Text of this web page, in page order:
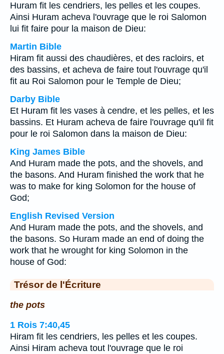
Huram fit les cendriers, les pelles et les coupes.
Ainsi Huram acheva l'ouvrage que le roi Salomon
lui fit faire pour la maison de Dieu:
Martin Bible
Hiram fit aussi des chaudières, et des racloirs, et
des bassins, et acheva de faire tout l'ouvrage qu'il
fit au Roi Salomon pour le Temple de Dieu;
Darby Bible
Et Huram fit les vases à cendre, et les pelles, et les
bassins. Et Huram acheva de faire l'ouvrage qu'il fit
pour le roi Salomon dans la maison de Dieu:
King James Bible
And Huram made the pots, and the shovels, and
the basons. And Huram finished the work that he
was to make for king Solomon for the house of
God;
English Revised Version
And Huram made the pots, and the shovels, and
the basons. So Huram made an end of doing the
work that he wrought for king Solomon in the
house of God:
Trésor de l'Écriture
the pots
1 Rois 7:40,45
Hiram fit les cendriers, les pelles et les coupes.
Ainsi Hiram acheva tout l'ouvrage que le roi